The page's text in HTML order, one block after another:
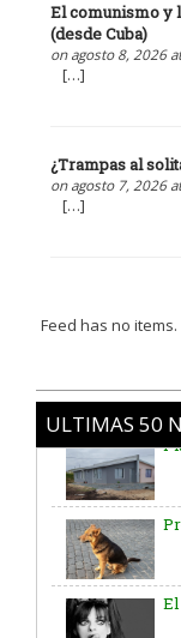
El comunismo y
(desde Cuba)
on agosto 8, 2026
[…]
¿Trampas al
on agosto 7, 2026
[…]
Feed has no items.
ULTIMAS 50